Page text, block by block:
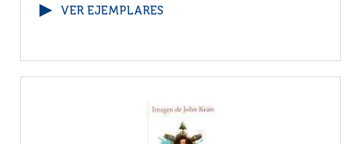
VER EJEMPLARES